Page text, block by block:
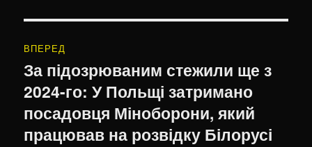
ВПЕРЕД
Наступний
запис:
За підозрюваним стежили ще з
2024-го: У Польщі затримано
посадовця Міноборони, який
працював на розвідку Білорусі